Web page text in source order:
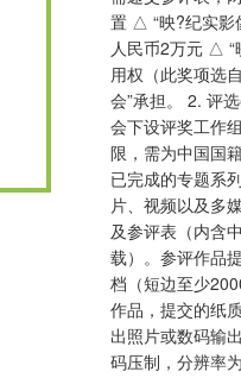
置 △ “映?纪实影
人民币2万元 △ “
用权（此奖项选
会”承担。 2. 评
会下设评奖工作
限，需为中国国
已完成的专题系
片、视频以及多
及参评表（内含
载）。参评作品
档（短边至少
作品，提交的纸
出照片或数码输
码压制，分辨率